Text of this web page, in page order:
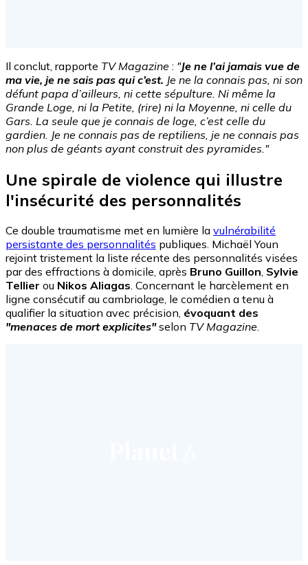
Il conclut, rapporte TV Magazine : "Je ne l’ai jamais vue de
ma vie, je ne sais pas qui c’est. Je ne la connais pas, ni son
défunt papa d’ailleurs, ni cette sépulture. Ni même la
Grande Loge, ni la Petite, (rire) ni la Moyenne, ni celle du
Gars. La seule que je connais de loge, c’est celle du
gardien. Je ne connais pas de reptiliens, je ne connais pas
non plus de géants ayant construit des pyramides."
Une spirale de violence qui illustre
l'insécurité des personnalités
Ce double traumatisme met en lumière la vulnérabilité
persistante des personnalités publiques. Michaël Youn
rejoint tristement la liste récente des personnalités visées
par des effractions à domicile, après Bruno Guillon, Sylvie
Tellier ou Nikos Aliagas. Concernant le harcèlement en
ligne consécutif au cambriolage, le comédien a tenu à
qualifier la situation avec précision, évoquant des
"menaces de mort explicites"selon TV Magazine.